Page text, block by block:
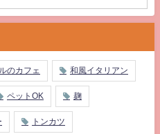
のカフェ 和風イタリアン
ペットOK 麹
トンカツ